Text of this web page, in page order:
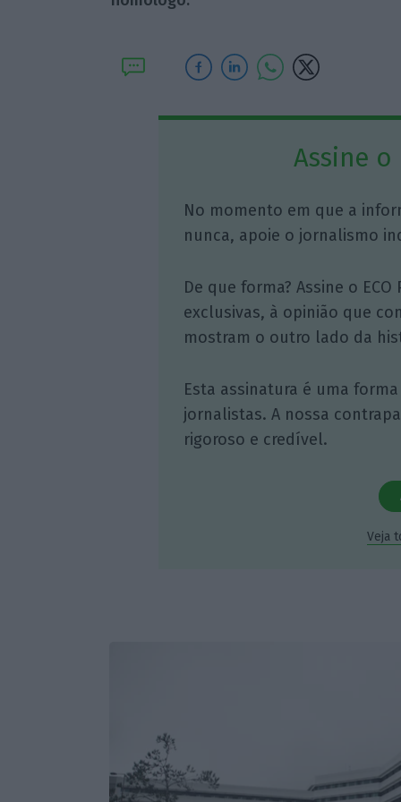
Assine o
No momento em que a
nunca, apoie o jornalismo
De que forma? Assine o
exclusivas, à opinião que
mostram o outro lado da
Esta assinatura é uma
jornalistas. A nossa
rigoroso e credível.
Veja